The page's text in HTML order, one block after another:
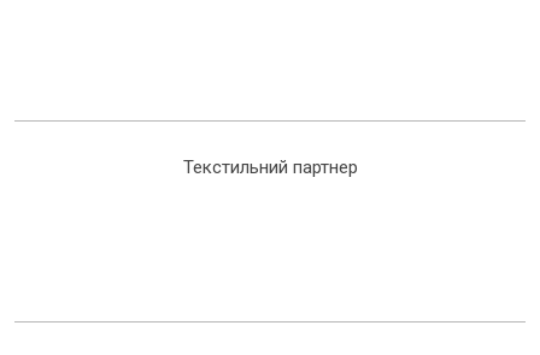
Текстильний партнер